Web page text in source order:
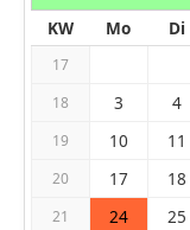
KW
Mo Di
17
18 3 4
19 10 11
20 17 18
21 24 25